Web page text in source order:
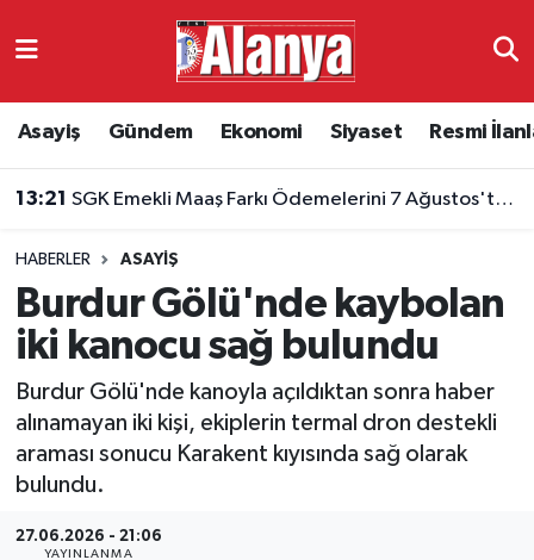
Asayiş Gündem Ekonomi Siyaset Resmi
13:21 SGK Emekli Maaş Farkı Ödemelerini 7 Ağustos'ta Başlatıyor
HABERLER ASAYIŞ
Burdur Gölü'nde kaybolan
iki kanocu sağ bulundu
Burdur Gölü'nde kanoyla açıldıktan sonra haber
alınamayan iki kişi, ekiplerin termal dron destekli
araması sonucu Karakent kıyısında sağ olarak
bulundu.
27.06.2026 - 21:06
YAYINLANMA
Ekonomi
Resmi İlanlar
Alanyaspor
Turizm
Antalya Namaz Vakitleri
Antalya Trafik Yoğunluk Haritası
Süper Lig Puan Durumu ve Fikstür
Tüm Manşetler
Son Dakika Haberleri